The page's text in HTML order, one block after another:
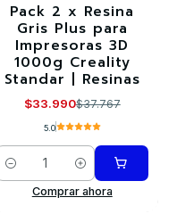
-10%
Pack 2 x Resina
Gris Plus para
Impresoras 3D
1000g Creality
Standar | Resinas
$33.990$37.767
5.0
Cantidad
Comprar ahora